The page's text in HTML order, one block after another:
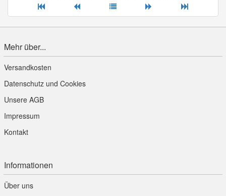
Mehr über...
Versandkosten
Datenschutz und Cookies
Unsere AGB
Impressum
Kontakt
Informationen
Über uns